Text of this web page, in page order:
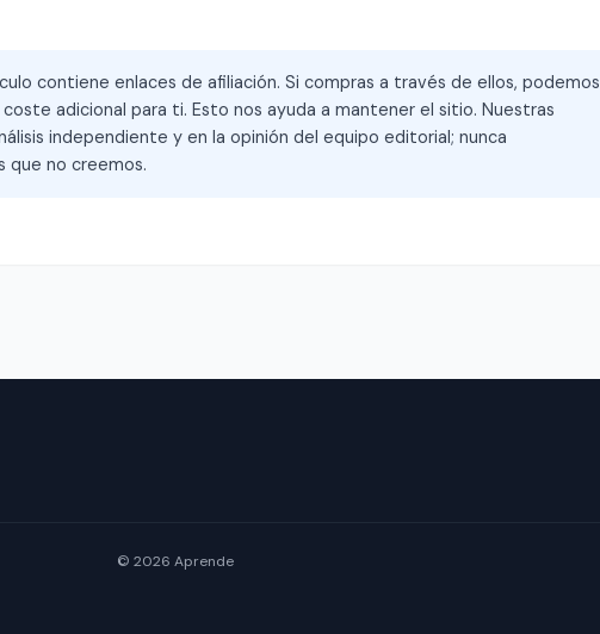
contiene enlaces de afiliación. Si compras a través de ellos, podemos
adicional para ti. Esto nos ayuda a mantener el sitio. Nuestras
independiente y en la opinión del equipo editorial; nunca
que no creemos.
© 2026 Aprende